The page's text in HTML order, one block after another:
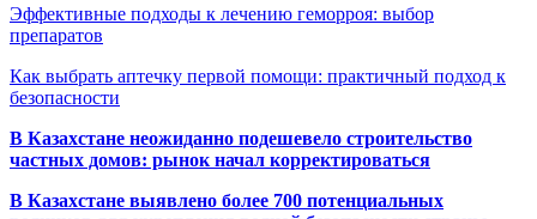
Эффективные подходы к лечению геморроя: выбор
препаратов
Как выбрать аптечку первой помощи: практичный подход к
безопасности
В Казахстане неожиданно подешевело строительство
частных домов: рынок начал корректироваться
В Казахстане выявлено более 700 потенциальных